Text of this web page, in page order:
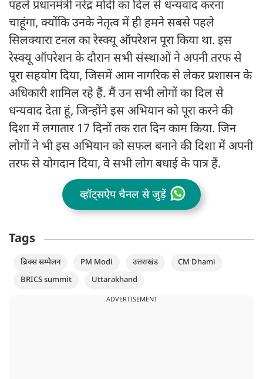
पहले प्रधानमंत्री नरेंद्र मोदी का दिल से धन्यवाद करना
चाहूंगा, क्योंकि उनके नेतृत्व में ही हमने सबसे पहले
सिलक्यारा टनल का रेस्क्यू ऑपरेशन पूरा किया था. इस
रेस्क्यू ऑपरेशन के दौरान सभी संस्थाओं ने अपनी तरफ से
पूरा सहयोग दिया, जिसमें आम नागरिक से लेकर प्रशासन के
अधिकारी शामिल रहे हैं. मैं उन सभी लोगों का दिल से
धन्यवाद देता हूं, जिन्होंने इस अभियान को पूरा करने की
दिशा में लगातार 17 दिनों तक रात दिन काम किया. जिन
लोगों ने भी इस अभियान को सफल बनाने की दिशा में अपनी
तरफ से योगदान दिया, वे सभी लोग बधाई के पात्र हैं.
व्हॉट्सऐप चैनल से जुड़ें
Tags
ब्रिक्स सम्मेलन PM Modi उत्तराखंड
CM Dhami
BRICS summit
Uttarakhand
ADVERTISEMENT